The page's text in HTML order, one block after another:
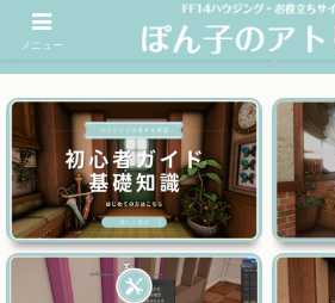
FF14ハウジングお役立ちサイト│ぽん子
メニュー